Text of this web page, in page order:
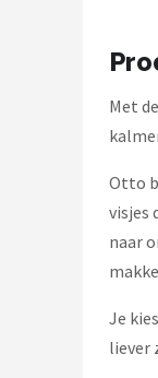
Decopatent
Countryfield
Met de
Otto
visjes
naar
Je
liever